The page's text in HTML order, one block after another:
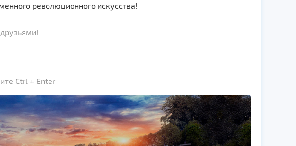
революционного искусства!
Ctrl + Enter